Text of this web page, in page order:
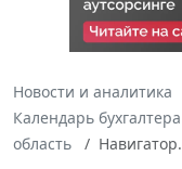
Новости и аналитика
Календарь бухгалтера
область